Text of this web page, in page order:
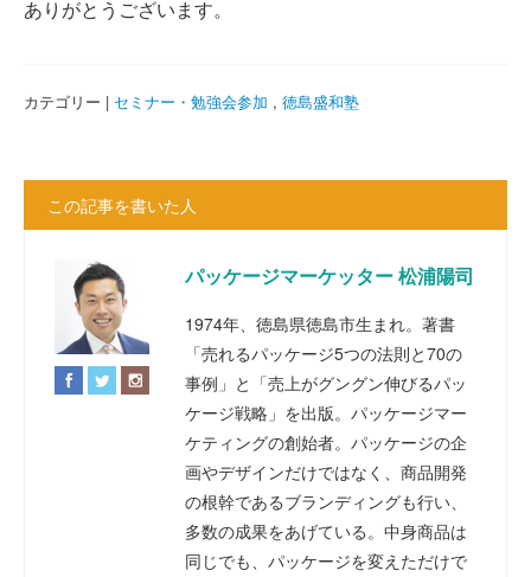
ありがとうございます。
カテゴリー | セミナー・勉強会参加 , 徳島盛和塾
この記事を書いた人
パッケージマーケッター 松浦陽司
1974年、徳島県徳島市生まれ。著書
「売れるパッケージ5つの法則と70の
事例」と「売上がグングン伸びるパッ
ケージ戦略」を出版。パッケージマー
ケティングの創始者。パッケージの企
画やデザインだけではなく、商品開発
の根幹であるブランディングも行い、
多数の成果をあげている。中身商品は
同じでも、パッケージを変えただけで